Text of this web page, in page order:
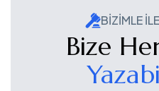
BIZIMLE
Bize